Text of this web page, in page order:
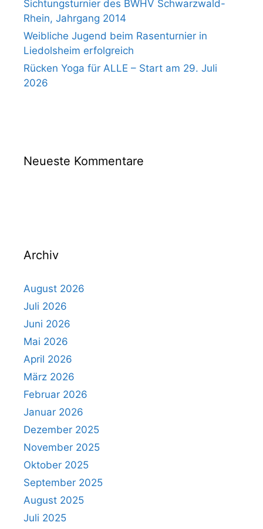
Sichtungsturnier des BWHV Schwarzwald-
Rhein, Jahrgang 2014
Weibliche Jugend beim Rasenturnier in
Liedolsheim erfolgreich
Rücken Yoga für ALLE – Start am 29. Juli
2026
Neueste Kommentare
Archiv
August 2026
Juli 2026
Juni 2026
Mai 2026
April 2026
März 2026
Februar 2026
Januar 2026
Dezember 2025
November 2025
Oktober 2025
September 2025
August 2025
Juli 2025